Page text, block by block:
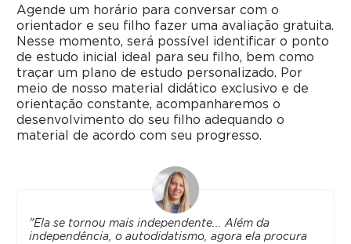
Agende um horário para conversar com o
orientador e seu filho fazer uma avaliação gratuita.
Nesse momento, será possível identificar o ponto
de estudo inicial ideal para seu filho, bem como
traçar um plano de estudo personalizado. Por
meio de nosso material didático exclusivo e de
orientação constante, acompanharemos o
desenvolvimento do seu filho adequando o
material de acordo com seu progresso.
"Ela se tornou mais independente... Além da
independência, o autodidatismo, agora ela procura